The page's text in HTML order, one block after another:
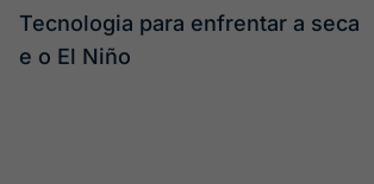
Tecnologia para enfrentar a seca
e o El Niño